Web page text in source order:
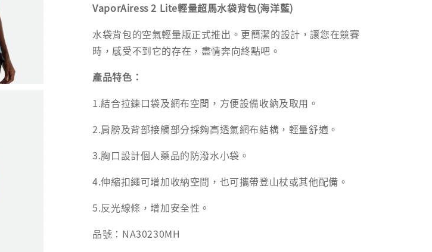
VaporAiress 2 Lite輕量超馬水袋背包(海洋藍)
水袋背包的空氣輕量版正式推出。更簡潔的設計，讓您在競賽
時，感受不到它的存在，盡情奔向終點吧。
產品特色：
1.結合拉鍊口袋及網布空間，方便設備收納及取用。
2.肩膀及背部接觸部分採夠高透氣網布結構，輕量舒適。
3.胸口設計個人藥品的防潑水小袋。
4.伸縮扣繩可增加收納空間，也可攜帶登山杖或其他配備。
5.反光線條，增加安全性。
品號：NA30230MH